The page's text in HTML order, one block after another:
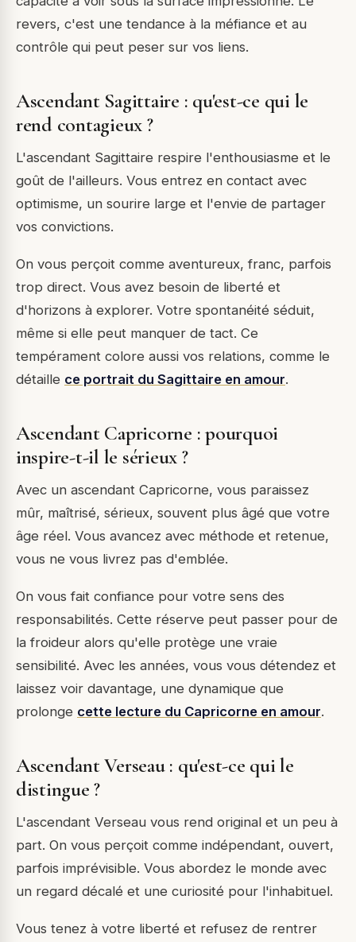
revers, c'est une tendance à la méfiance et au
contrôle qui peut peser sur vos liens.
Ascendant Sagittaire : qu'est-ce qui le
rend contagieux ?
L'ascendant Sagittaire respire l'enthousiasme et le
goût de l'ailleurs. Vous entrez en contact avec
optimisme, un sourire large et l'envie de partager
vos convictions.
On vous perçoit comme aventureux, franc, parfois
trop direct. Vous avez besoin de liberté et
d'horizons à explorer. Votre spontanéité séduit,
même si elle peut manquer de tact. Ce
tempérament colore aussi vos relations, comme le
détaille ce portrait du Sagittaire en amour.
Ascendant Capricorne : pourquoi
inspire-t-il le sérieux ?
Avec un ascendant Capricorne, vous paraissez
mûr, maîtrisé, sérieux, souvent plus âgé que votre
âge réel. Vous avancez avec méthode et retenue,
vous ne vous livrez pas d'emblée.
On vous fait confiance pour votre sens des
responsabilités. Cette réserve peut passer pour de
la froideur alors qu'elle protège une vraie
sensibilité. Avec les années, vous vous détendez et
laissez voir davantage, une dynamique que
prolonge cette lecture du Capricorne en amour.
Ascendant Verseau : qu'est-ce qui le
distingue ?
L'ascendant Verseau vous rend original et un peu à
part. On vous perçoit comme indépendant, ouvert,
parfois imprévisible. Vous abordez le monde avec
un regard décalé et une curiosité pour l'inhabituel.
Vous tenez à votre liberté et refusez de rentrer